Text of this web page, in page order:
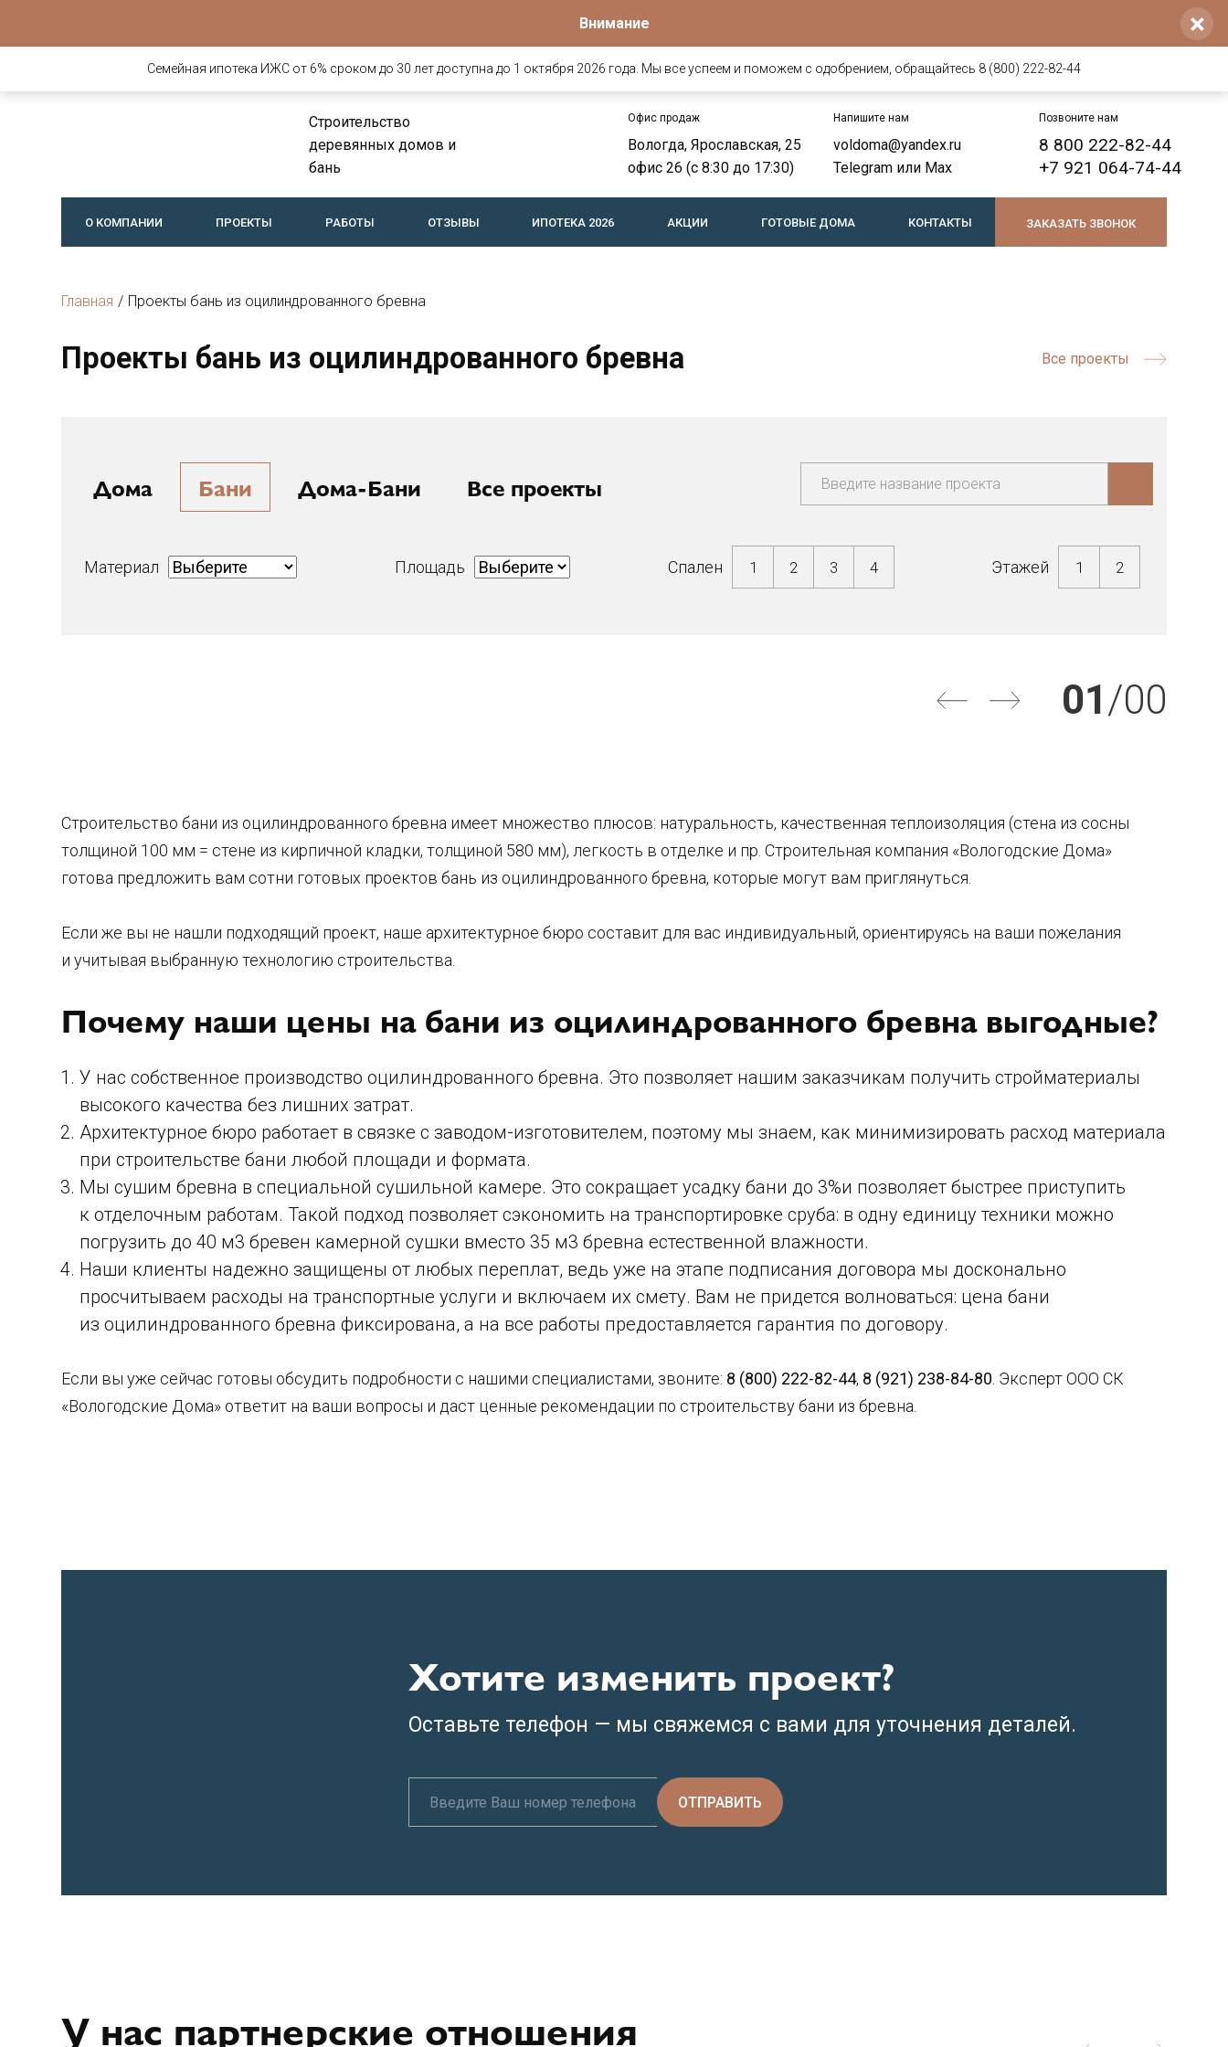
Внимание ×
Семейная ипотека ИЖС от 6% сроком до 30 лет доступна до 1 октября 2026 года. Мы все успеем и поможем с одобрением, обращайтесь 8 (800) 222-82-44
Строительство
деревянных домов и
бань
Офис продаж
Вологда, Ярославская, 25
офис 26 (c 8:30 до 17:30)
Напишите нам
voldoma@yandex.ru
Telegram или Max
Позвоните нам
8 800 222-82-44
+7 921 064-74-44
О КОМПАНИИ ПРОЕКТЫ РАБОТЫ ОТЗЫВЫ ИПОТЕКА 2026 АКЦИИ ГОТОВЫЕ ДОМА КОНТАКТЫ ЗАКАЗАТЬ ЗВОНОК
Главная / Проекты бань из оцилиндрованного бревна
Проекты бань из оцилиндрованного бревна Все проекты
Дома Бани Дома-Бани Все проекты
Материал Площадь Спален 1 2 3 4 Этажей 1 2
01/00
Строительство бани из оцилиндрованного бревна имеет множество плюсов: натуральность, качественная теплоизоляция (стена из сосны
толщиной 100 мм = стене из кирпичной кладки, толщиной 580 мм), легкость в отделке и пр. Строительная компания «Вологодские Дома»
готова предложить вам сотни готовых проектов бань из оцилиндрованного бревна, которые могут вам приглянуться.
Если же вы не нашли подходящий проект, наше архитектурное бюро составит для вас индивидуальный, ориентируясь на ваши пожелания
и учитывая выбранную технологию строительства.
Почему наши цены на бани из оцилиндрованного бревна выгодные?
У нас собственное производство оцилиндрованного бревна. Это позволяет нашим заказчикам получить стройматериалы
высокого качества без лишних затрат.
Архитектурное бюро работает в связке с заводом-изготовителем, поэтому мы знаем, как минимизировать расход материала
при строительстве бани любой площади и формата.
Мы сушим бревна в специальной сушильной камере. Это сокращает усадку бани до 3%и позволяет быстрее приступить
к отделочным работам. Такой подход позволяет сэкономить на транспортировке сруба: в одну единицу техники можно
погрузить до 40 м3 бревен камерной сушки вместо 35 м3 бревна естественной влажности.
Наши клиенты надежно защищены от любых переплат, ведь уже на этапе подписания договора мы досконально
просчитываем расходы на транспортные услуги и включаем их смету. Вам не придется волноваться: цена бани
из оцилиндрованного бревна фиксирована, а на все работы предоставляется гарантия по договору.
Если вы уже сейчас готовы обсудить подробности с нашими специалистами, звоните: 8 (800) 222-82-44, 8 (921) 238-84-80 . Эксперт ООО СК
«Вологодские Дома» ответит на ваши вопросы и даст ценные рекомендации по строительству бани из бревна.
Хотите изменить проект?
Оставьте телефон — мы свяжемся с вами для уточнения деталей.
ОТПРАВИТЬ
У нас партнерские отношения